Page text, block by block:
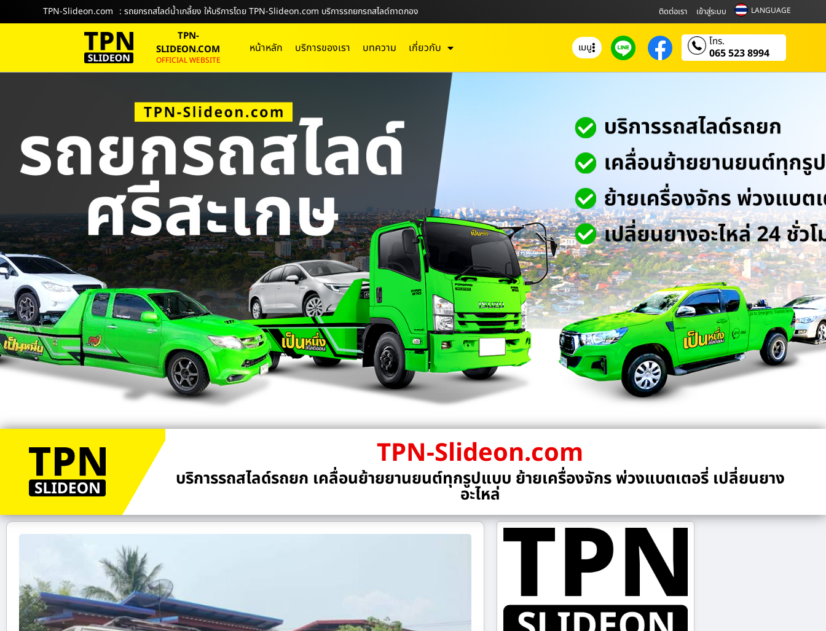
TPN-Slideon.com : รถยกรถสไลด์น้ำเกลี้ยง ให้บริการโดย TPN-Slideon.com บริการรถยกรถสไลด์ถาดกอง ติดต่อเรา เข้าสู่ระบบ LANGUAGE
TPN-
SLIDEON.COM
OFFICIAL WEBSITE
หน้าหลัก บริการของเรา บทความ เกี่ยวกับ เมนู โทร.
065 523 8994
TPN-Slideon.com
บริการรถสไลด์รถยก เคลื่อนย้ายยานยนต์ทุกรูปแบบ ย้ายเครื่องจักร พ่วงแบตเตอรี่ เปลี่ยนยาง
อะไหล่